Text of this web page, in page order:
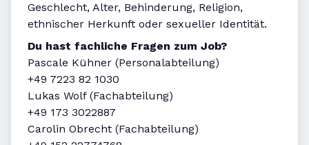
Geschlecht, Alter, Behinderung, Religion,
ethnischer Herkunft oder sexueller Identität.
Du hast fachliche Fragen zum Job?
Pascale Kühner (Personalabteilung)
+49 7223 82 1030
Lukas Wolf (Fachabteilung)
+49 173 3022887
Carolin Obrecht (Fachabteilung)